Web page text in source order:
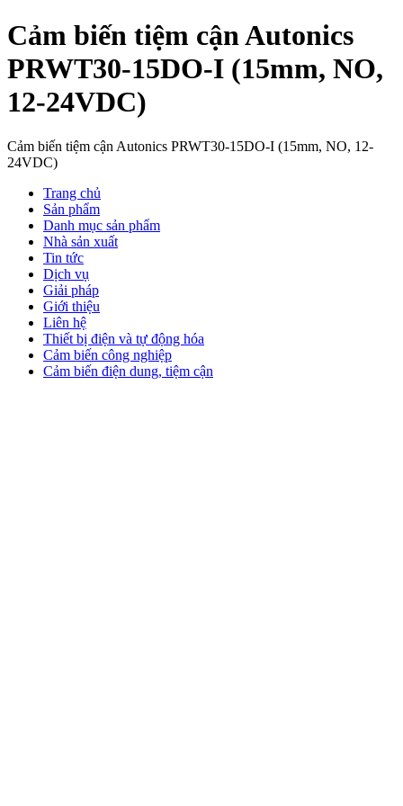
Cảm biến tiệm cận Autonics
PRWT30-15DO-I (15mm, NO,
12-24VDC)
Cảm biến tiệm cận Autonics PRWT30-15DO-I (15mm, NO, 12-
24VDC)
Trang chủ
Sản phẩm
Danh mục sản phẩm
Nhà sản xuất
Tin tức
Dịch vụ
Giải pháp
Giới thiệu
Liên hệ
Thiết bị điện và tự động hóa
Cảm biến công nghiệp
Cảm biến điện dung, tiệm cận